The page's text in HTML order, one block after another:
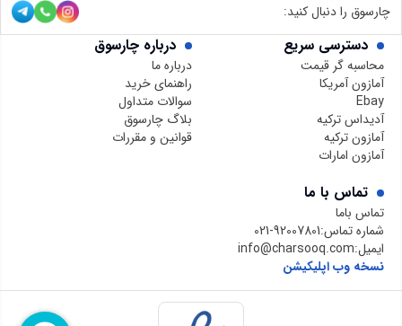
دسترسی سریع
محاسبه گر قیمت
آمازون آمریکا
Ebay
آدیداس ترکیه
آمازون ترکیه
آمازون امارات
درباره چارسوق
درباره ما
راهنمای خرید
سوالات متداول
بلاگ چارسوق
قوانین و مقررات
تماس با ما
تماس باما
شماره تماس:021-92007801
ایمیل:info@charsooq.com
نسخه وب اپلیکیشن
چارسوق را دنبال کنید: